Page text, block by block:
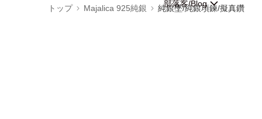
部落客/Blog
トップ Majalica 925純銀 純銀墜/純銀項鍊/擬真鑽